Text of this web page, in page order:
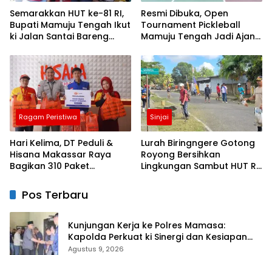
Semarakkan HUT ke-81 RI,
Bupati Mamuju Tengah Ikut
ki Jalan Santai Bareng
Resmi Dibuka, Open
Tournament Pickleball
Mamuju Tengah Jadi Ajang
Ragam Peristiwa
Hari Kelima, DT Peduli &
Hisana Makassar Raya
Bagikan 310 Paket
Kebakaran Tallo
Sinjai
Lurah Biringngere Gotong
Royong Bersihkan
Lingkungan Sambut HUT RI
Pos Terbaru
Kunjungan Kerja ke Polres Mamasa:
Kapolda Perkuat ki Sinergi dan Kesiapan
Jaga Kamtibmas di Wilayah
Agustus 9, 2026